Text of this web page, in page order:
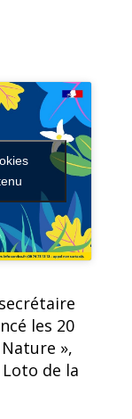
les 20
»,
de la